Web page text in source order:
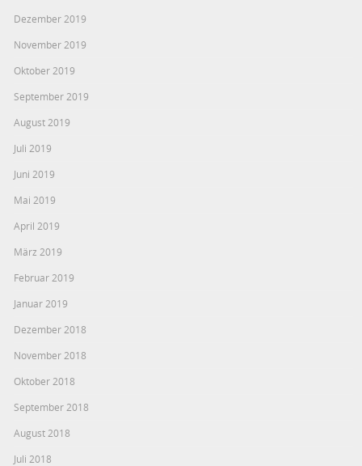
Dezember 2019
November 2019
Oktober 2019
September 2019
August 2019
Juli 2019
Juni 2019
Mai 2019
April 2019
März 2019
Februar 2019
Januar 2019
Dezember 2018
November 2018
Oktober 2018
September 2018
August 2018
Juli 2018